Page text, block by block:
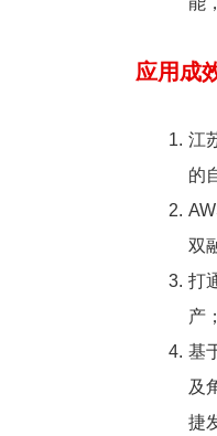
应用成
江
的
双
打
产；
基
及
捷